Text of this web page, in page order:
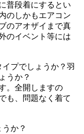
普段着にするとい
のしかもエアコン
のアオザイまで真
のイベント等には
プでしょうか？羽
うか？
。全開しますの
も、問題なく着て
か？